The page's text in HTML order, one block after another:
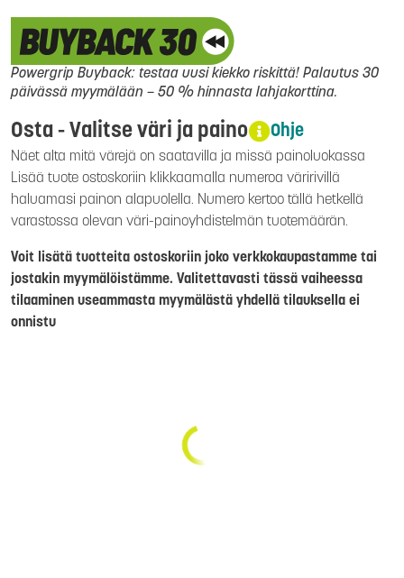
Powergrip Buyback: testaa uusi kiekko riskittä! Palautus 30
päivässä myymälään – 50 % hinnasta lahjakorttina.
Osta - Valitse väri ja paino Ohje
Näet alta mitä värejä on saatavilla ja missä painoluokassa
Lisää tuote ostoskoriin klikkaamalla numeroa väririvillä
haluamasi painon alapuolella. Numero kertoo tällä hetkellä
varastossa olevan väri-painoyhdistelmän tuotemäärän.
Voit lisätä tuotteita ostoskoriin joko verkkokaupastamme tai
jostakin myymälöistämme. Valitettavasti tässä vaiheessa
tilaaminen useammasta myymälästä yhdellä tilauksella ei
onnistu